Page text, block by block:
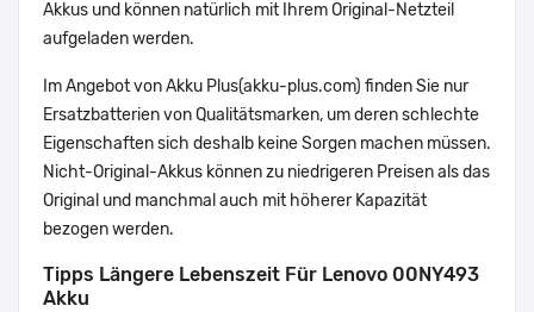
Akkus und können natürlich mit Ihrem Original-Netzteil
aufgeladen werden.
Im Angebot von Akku Plus(akku-plus.com) finden Sie nur
Ersatzbatterien von Qualitätsmarken, um deren schlechte
Eigenschaften sich deshalb keine Sorgen machen müssen.
Nicht-Original-Akkus können zu niedrigeren Preisen als das
Original und manchmal auch mit höherer Kapazität
bezogen werden.
Tipps Längere Lebenszeit Für Lenovo 00NY493
Akku